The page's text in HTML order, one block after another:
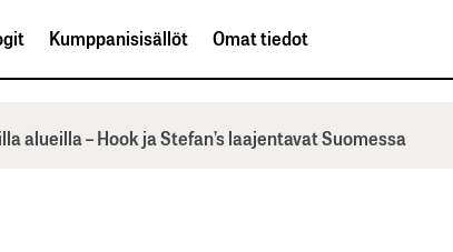
Kumppanisisällöt Omat tiedot
alueilla – Hook ja Stefan’s laajentavat Suomessa